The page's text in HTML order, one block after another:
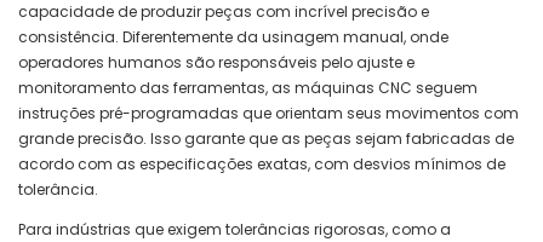
capacidade de produzir peças com incrível precisão e
consistência. Diferentemente da usinagem manual, onde
operadores humanos são responsáveis ​​pelo ajuste e
monitoramento das ferramentas, as máquinas CNC seguem
instruções pré-programadas que orientam seus movimentos com
grande precisão. Isso garante que as peças sejam fabricadas de
acordo com as especificações exatas, com desvios mínimos de
tolerância.
Para indústrias que exigem tolerâncias rigorosas, como a